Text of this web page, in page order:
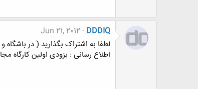
DDDIQ
Jun 21, 2012
لطفا به اشتراک بگذارید ( در
اطلاع رسانی : بزودی اولین کارگاه